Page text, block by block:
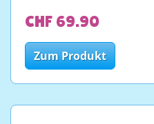
CHF 69.90
Zum Produkt